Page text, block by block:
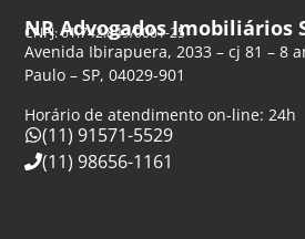
NR Advogados Imobiliários
CNPJ: 61.742.849/0001-25
Avenida Ibirapuera, 2033 – cj 81 – 8
Paulo – SP, 04029-901
Horário de atendimento on-line: 24h
(11) 91571-5529
(11) 98656-1161